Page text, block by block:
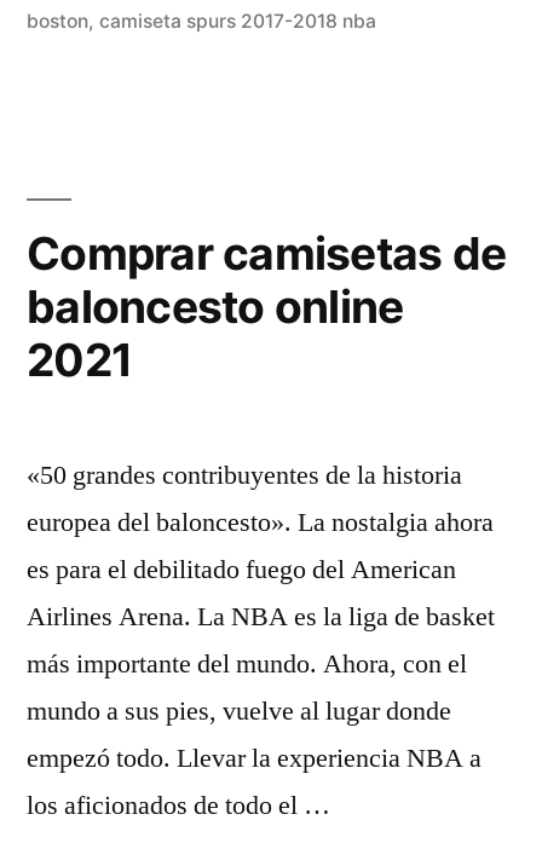
futbol»
boston, camiseta spurs 2017-2018 nba
Comprar camisetas de
baloncesto online
2021
«50 grandes contribuyentes de la historia
europea del baloncesto». La nostalgia ahora
es para el debilitado fuego del American
Airlines Arena. La NBA es la liga de basket
más importante del mundo. Ahora, con el
mundo a sus pies, vuelve al lugar donde
empezó todo. Llevar la experiencia NBA a
los aficionados de todo el …